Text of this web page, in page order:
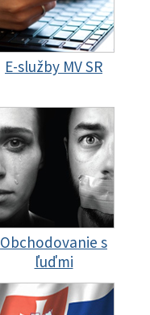
E-služby MV SR
Obchodovanie s
ľuďmi